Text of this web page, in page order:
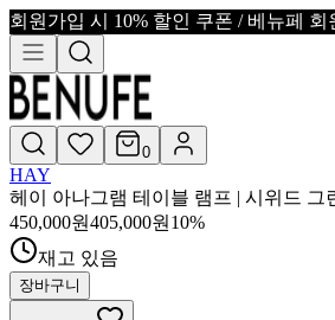
회원가입 시 10% 할인 쿠폰 / 베뉴페 회
0
HAY
헤이 아나그램 테이블 램프 | 시위드 그
450,000원405,000원 10%
재고 있음
장바구니